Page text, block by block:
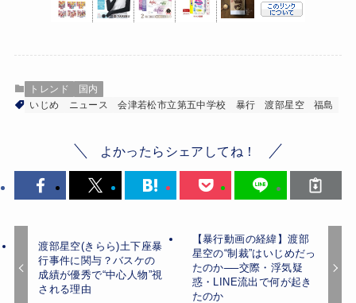
トレンド
国内
いじめ
ニュース 会津若松市立第五中学校 暴行 渡部星空 福島
よかったらシェアしてね！
渡部星空(きらら)土下座暴
行事件に関与？バスケの
成績が優秀で“中心人物”視
される理由
【暴行動画の経緯】渡部
星空の“制裁”はいじめだっ
たのか──交際・浮気疑
惑・LINE流出で何が起き
たのか